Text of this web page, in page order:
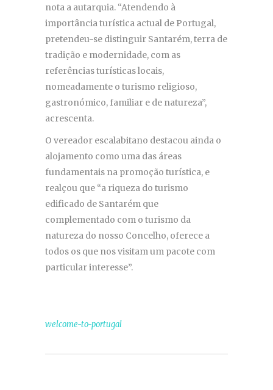
nota a autarquia. “Atendendo à
importância turística actual de Portugal,
pretendeu-se distinguir Santarém, terra de
tradição e modernidade, com as
referências turísticas locais,
nomeadamente o turismo religioso,
gastronómico, familiar e de natureza”,
acrescenta.
O vereador escalabitano destacou ainda o
alojamento como uma das áreas
fundamentais na promoção turística, e
realçou que “a riqueza do turismo
edificado de Santarém que
complementado com o turismo da
natureza do nosso Concelho, oferece a
todos os que nos visitam um pacote com
particular interesse”.
welcome-to-portugal